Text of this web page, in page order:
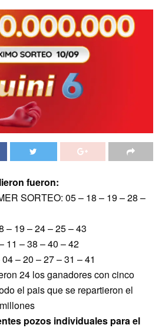
fueron:
SORTEO: 05 – 18 – 19 – 28 –
– 19 – 24 – 25 – 43
11 – 38 – 40 – 42
– 20 – 27 – 31 – 41
24 los ganadores con cinco
el pais que se repartieron el
pozos individuales para el